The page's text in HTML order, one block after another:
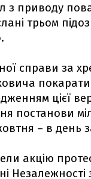
з приводу
трьом
справи за
покарати
цієї
постанови
– в день
акцію